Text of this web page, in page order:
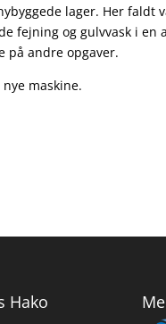
lager. Her faldt
fejning og gulvvask i en
på andre opgaver.
maskine.
Hako